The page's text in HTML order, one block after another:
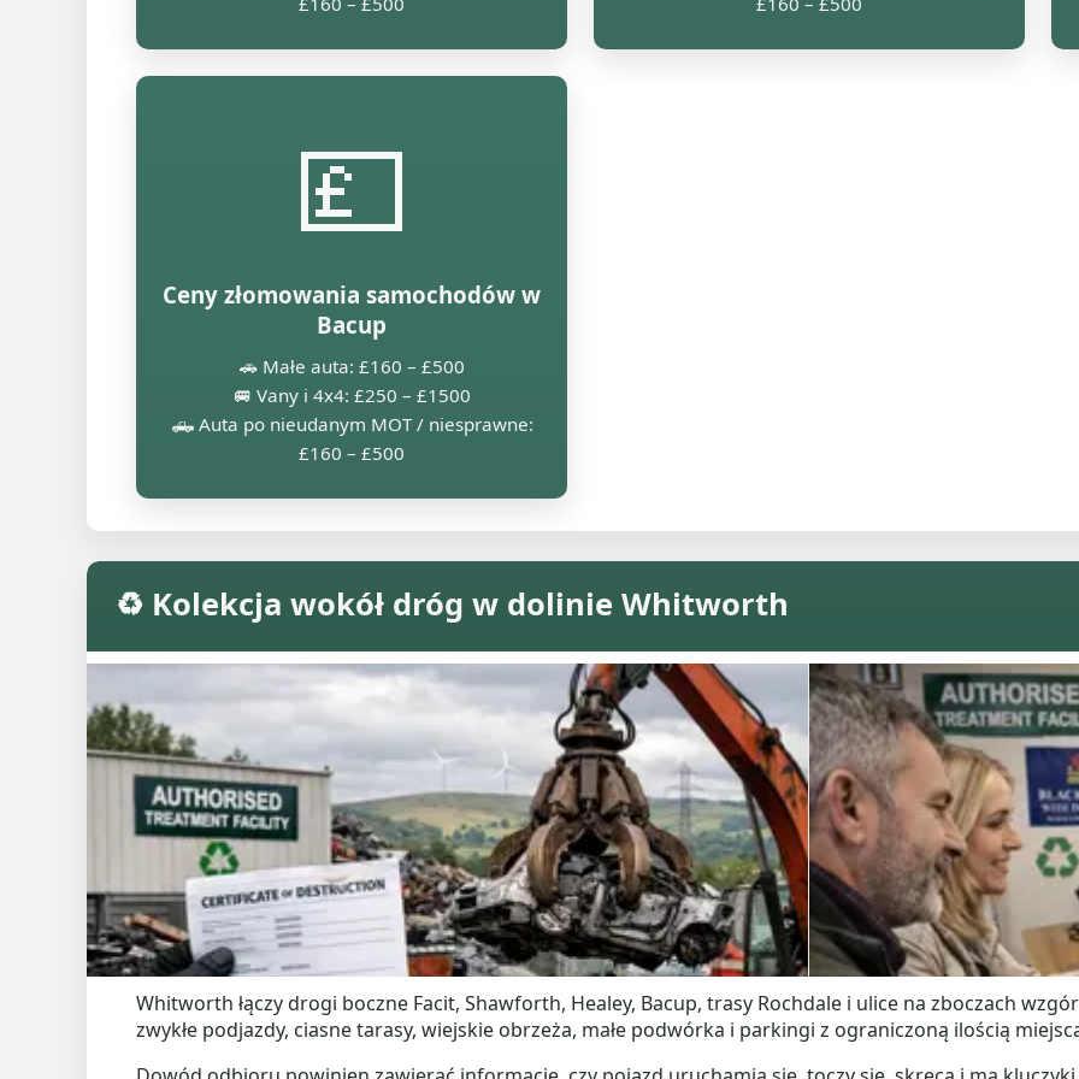
💷
Ceny złomowania samochodów w
Bacup
🚗 Małe auta: £160 – £500
🚐 Vany i 4x4: £250 – £1500
🛻 Auta po nieudanym MOT / niesprawne:
£160 – £500
♻️ Kolekcja wokół dróg w dolinie Whitworth
Whitworth łączy drogi boczne Facit, Shawforth, Healey, Bacup, trasy Rochdale i ulice na zboczach
zwykłe podjazdy, ciasne tarasy, wiejskie obrzeża, małe podwórka i parkingi z ograniczoną ilością